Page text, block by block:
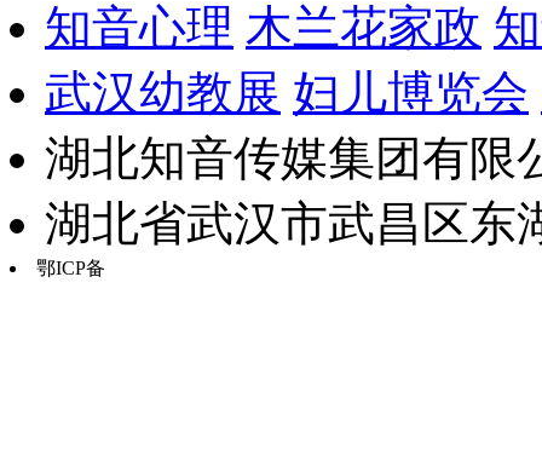
知音心理 木兰花家政
武汉幼教展 妇儿博览会
湖北知音传媒集团有限
湖北省武汉市武昌区东
鄂ICP备